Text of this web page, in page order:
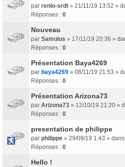
par renlo-srdt » 21/11/19 13:52 »
Réponses : 0
Nouveau
par Samulus » 17/11/19 20:36 »
Réponses : 0
Présentation Baya4269
par baya4269 » 08/11/19 21:53 »
Réponses : 0
Présentation Arizona73
par Arizona73 » 12/10/19 21:20 »
Réponses : 0
presentation de philippe
par philippe » 29/09/19 1:43 » dans
Réponses : 0
Hello !